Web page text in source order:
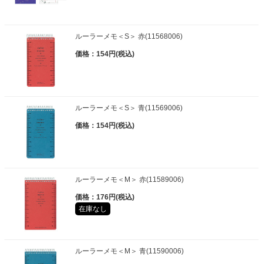
ルーラーメモ＜S＞ 赤(11568006)
価格：154円(税込)
ルーラーメモ＜S＞ 青(11569006)
価格：154円(税込)
ルーラーメモ＜M＞ 赤(11589006)
価格：176円(税込)
在庫なし
ルーラーメモ＜M＞ 青(11590006)